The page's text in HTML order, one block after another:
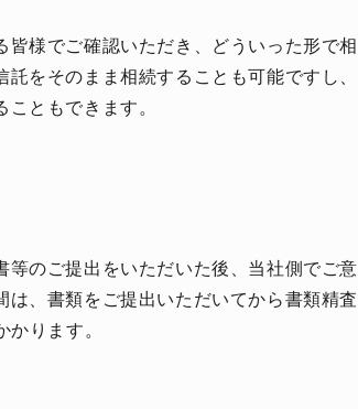
様でご確認いただき、どういった形で相
をそのまま相続することも可能ですし、
ともできます。
のご提出をいただいた後、当社側でご意
、書類をご提出いただいてから書類精査
ります。